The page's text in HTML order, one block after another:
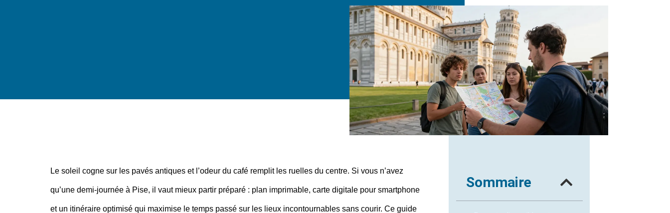
Le soleil cogne sur les pavés antiques et l’odeur du café remplit les ruelles du centre. Si vous n’avez
qu’une demi‑journée à Pise, il vaut mieux partir préparé : plan imprimable, carte digitale pour smartphone
et un itinéraire optimisé qui maximise le temps passé sur les lieux incontournables sans courir. Ce guide
Sommaire